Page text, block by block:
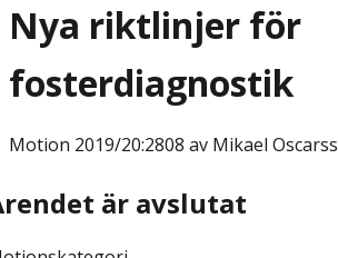
Nya riktlinjer för
fosterdiagnostik
Motion 2019/20:2808 av Mikael
är avslutat